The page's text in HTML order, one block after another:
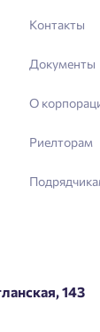
Контакты
Документы
О
Риелторам
143